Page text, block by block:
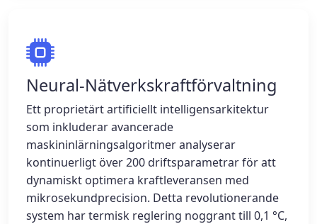
Neural-Nätverkskraftförvaltning
Ett proprietärt artificiellt intelligensarkitektur
som inkluderar avancerade
maskininlärningsalgoritmer analyserar
kontinuerligt över 200 driftsparametrar för att
dynamiskt optimera kraftleveransen med
mikrosekundprecision. Detta revolutionerande
system har termisk reglering noggrant till 0,1 °C,